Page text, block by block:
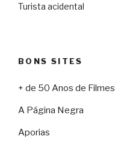
Turista acidental
BONS SITES
+ de 50 Anos de Filmes
A Página Negra
Aporias